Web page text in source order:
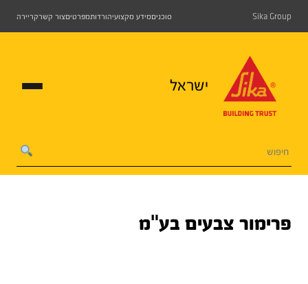
Sika Group סוכניםמידע מקצועיהורדותמפרטיםצור קשרקריירה
ישראל
פרימור צבעים בע"מ